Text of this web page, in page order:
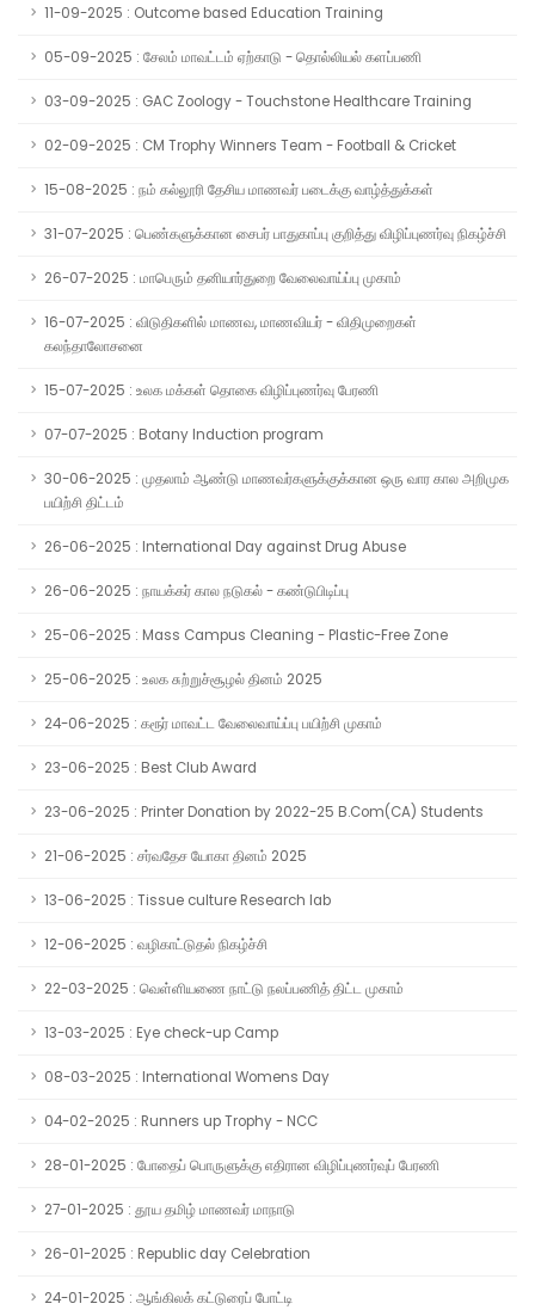
11-09-2025 : Outcome based Education Training
05-09-2025 : சேலம் மாவட்டம் ஏற்காடு - தொல்லியல் களப்பணி
03-09-2025 : GAC Zoology - Touchstone Healthcare Training
02-09-2025 : CM Trophy Winners Team - Football & Cricket
15-08-2025 : நம் கல்லூரி தேசிய மாணவர் படைக்கு வாழ்த்துக்கள்
31-07-2025 : பெண்களுக்கான சைபர் பாதுகாப்பு குறித்து விழிப்புணர்வு நிகழ்ச்சி
26-07-2025 : மாபெரும் தனியார்துறை வேலைவாய்ப்பு முகாம்
16-07-2025 : விடுதிகளில் மாணவ, மாணவியர் - விதிமுறைகள்
கலந்தாலோசனை
15-07-2025 : உலக மக்கள் தொகை விழிப்புணர்வு பேரணி
07-07-2025 : Botany Induction program
30-06-2025 : முதலாம் ஆண்டு மாணவர்களுக்குக்கான ஒரு வார கால அறிமுக
பயிற்சி திட்டம்
26-06-2025 : International Day against Drug Abuse
26-06-2025 : நாயக்கர் கால நடுகல் - கண்டுபிடிப்பு
25-06-2025 : Mass Campus Cleaning - Plastic-Free Zone
25-06-2025 : உலக சுற்றுச்சூழல் தினம் 2025
24-06-2025 : கரூர் மாவட்ட வேலைவாய்ப்பு பயிற்சி முகாம்
23-06-2025 : Best Club Award
23-06-2025 : Printer Donation by 2022-25 B.Com(CA) Students
21-06-2025 : சர்வதேச யோகா தினம் 2025
13-06-2025 : Tissue culture Research lab
12-06-2025 : வழிகாட்டுதல் நிகழ்ச்சி
22-03-2025 : வெள்ளியணை நாட்டு நலப்பணித் திட்ட முகாம்
13-03-2025 : Eye check-up Camp
08-03-2025 : International Womens Day
04-02-2025 : Runners up Trophy - NCC
28-01-2025 : போதைப் பொருளுக்கு எதிரான விழிப்புணர்வுப் பேரணி
27-01-2025 : தூய தமிழ் மாணவர் மாநாடு
26-01-2025 : Republic day Celebration
24-01-2025 : ஆங்கிலக் கட்டுரைப் போட்டி